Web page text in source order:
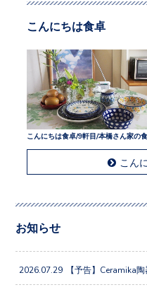
こんにちは食卓
こん
お知らせ
2026.07.29 【予告】Ceramika